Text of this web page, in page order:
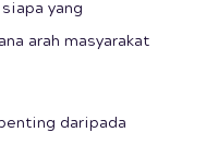
yang
arah masyarakat
daripada